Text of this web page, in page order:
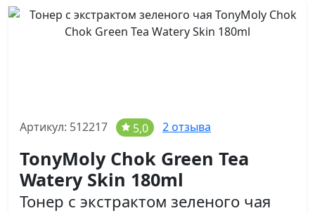
Артикул: 512217 5,0 2 отзыва
TonyMoly Chok Green Tea
Watery Skin 180ml
Тонер с экстрактом зеленого чая